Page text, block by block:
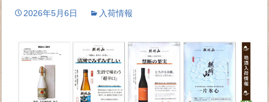
2026年5月6日 入荷情報